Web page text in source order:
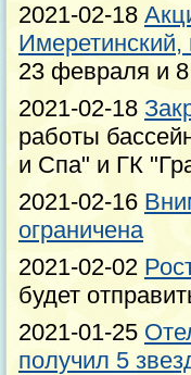
2021-02-18
Имеретинский,
23 февраля и
2021-02-18
работы
и Спа" и ГК
2021-02-16
ограничена
2021-02-02
будет
2021-01-25
получил 5